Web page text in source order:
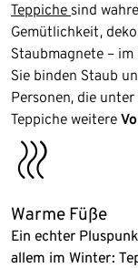
Teppiche sind wahre
Gemütlichkeit,
Staubmagnete –
Sie binden Staub
Personen, die
Teppiche weitere
milk_warm
Warme Füße
Ein echter
allem im Winter: